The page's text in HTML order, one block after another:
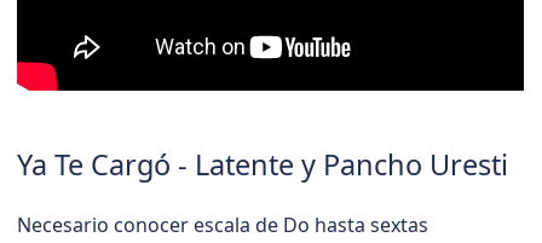
Ya Te Cargó - Latente y Pancho Uresti
Necesario conocer escala de Do hasta sextas